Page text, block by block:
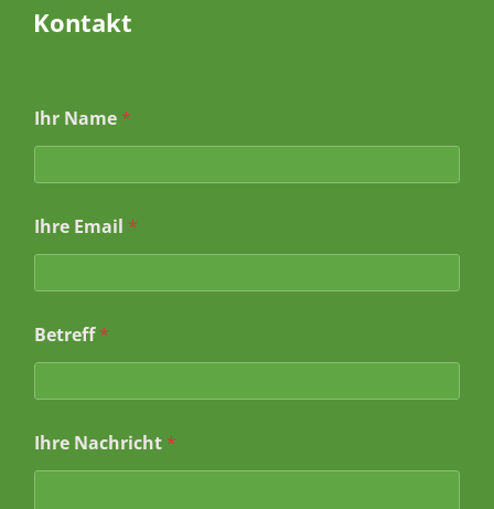
Kontakt
h
r
I
r
e
e
r
f
Ihr Name *
Ihre Email *
Betreff*
Ihre Nachricht *